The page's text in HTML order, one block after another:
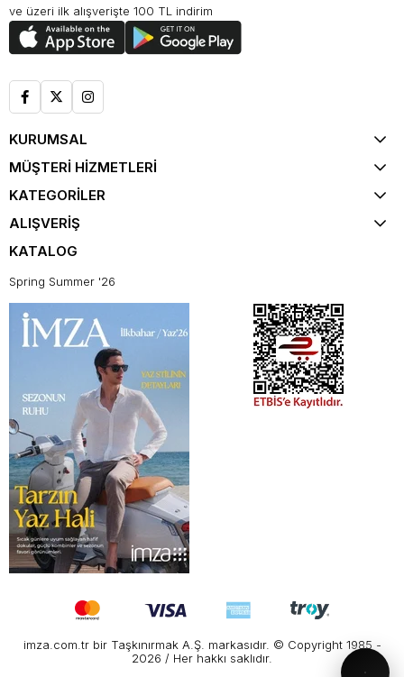
ve üzeri ilk alışverişte 100 TL indirim
KURUMSAL
MÜŞTERİ HİZMETLERİ
KATEGORİLER
ALIŞVERİŞ
KATALOG
Spring Summer '26
imza.com.tr bir Taşkınırmak A.Ş. markasıdır. © Copyright 1985 -
2026 / Her hakkı saklıdır.